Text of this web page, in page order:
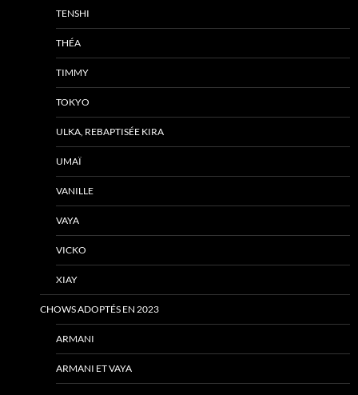
TENSHI
THÉA
TIMMY
TOKYO
ULKA, REBAPTISÉE KIRA
UMAÏ
VANILLE
VAYA
VICKO
XIAY
CHOWS ADOPTÉS EN 2023
ARMANI
ARMANI ET VAYA